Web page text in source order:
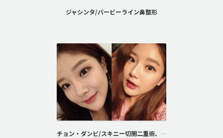
ジャシンタ/バービーライン鼻整形
チョン・ダンビ/スキニー切開二重術、ばれない鼻整形